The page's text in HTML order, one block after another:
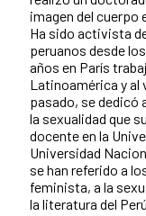
imagen del cuerpo
Ha sido activista
peruanos desde
años en París
Latinoamérica y al
pasado, se dedicó
la sexualidad que
docente en la
Universidad
se han referido a
feminista, a la
la literatura del